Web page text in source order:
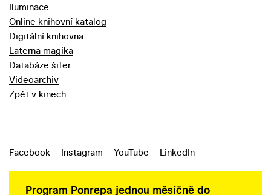
Iluminace
Online knihovní katalog
Digitální knihovna
Laterna magika
Databáze šifer
Videoarchiv
Zpět v kinech
Facebook Instagram YouTube LinkedIn
Program Ponrepa jednou měsíčně do